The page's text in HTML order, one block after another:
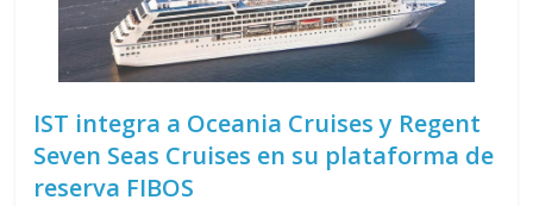
IST integra a Oceania Cruises y Regent
Seven Seas Cruises en su plataforma de
reserva FIBOS